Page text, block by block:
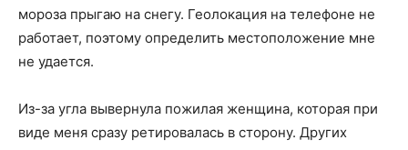
мороза прыгаю на снегу. Геолокация на телефоне не
работает, поэтому определить местоположение мне
не удается.
Из-за угла вывернула пожилая женщина, которая при
виде меня сразу ретировалась в сторону. Других